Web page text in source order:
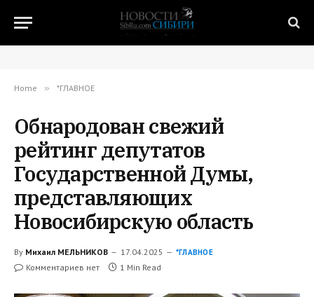
Home » *ГЛАВНОЕ
Обнародован свежий
рейтинг депутатов
Государственной Думы,
представляющих
Новосибирскую область
By Михаил МЕЛЬНИКОВ 17.04.2025 *ГЛАВНОЕ
Комментариев нет 1 Min Read